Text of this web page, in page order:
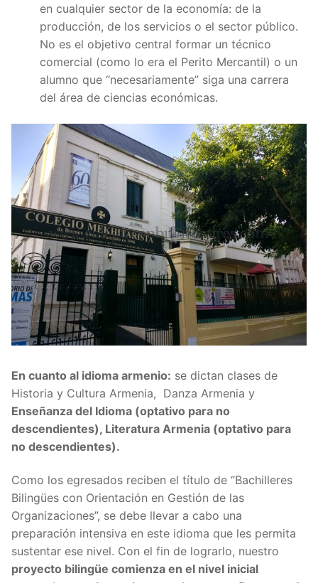
en cualquier sector de la economía: de la
producción, de los servicios o el sector público.
No es el objetivo central formar un técnico
comercial (como lo era el Perito Mercantil) o un
alumno que “necesariamente” siga una carrera
del área de ciencias económicas.
En cuanto al idioma armenio: se dictan clases de
Historia y Cultura Armenia, Danza Armenia y
Enseñanza del Idioma (optativo para no
descendientes), Literatura Armenia (optativo para
no descendientes).
Como los egresados reciben el título de “Bachilleres
Bilingües con Orientación en Gestión de las
Organizaciones”, se debe llevar a cabo una
preparación intensiva en este idioma que les permita
sustentar ese nivel. Con el fin de lograrlo, nuestro
proyecto bilingüe comienza en el nivel inicial